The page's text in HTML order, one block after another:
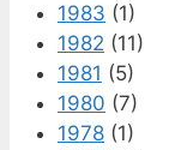
1983 (1)
1982 (11)
1981 (5)
1980 (7)
1978 (1)